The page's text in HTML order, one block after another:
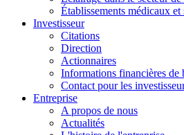
Établissements médicaux et
Investisseur
Citations
Direction
Actionnaires
Informations financières de
Contact pour les
Entreprise
A propos de nous
Actualités